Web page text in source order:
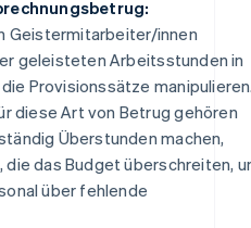
Geistermitarbeiter/innen
geleisteten Arbeitsstunden in
Provisionssätze
diese Art von Betrug gehören
Überstunden machen,
die das Budget überschreiten,
über fehlende